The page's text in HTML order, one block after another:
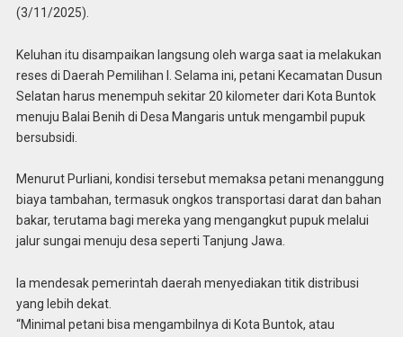
(3/11/2025).
Keluhan itu disampaikan langsung oleh warga saat ia melakukan
reses di Daerah Pemilihan I. Selama ini, petani Kecamatan Dusun
Selatan harus menempuh sekitar 20 kilometer dari Kota Buntok
menuju Balai Benih di Desa Mangaris untuk mengambil pupuk
bersubsidi.
Menurut Purliani, kondisi tersebut memaksa petani menanggung
biaya tambahan, termasuk ongkos transportasi darat dan bahan
bakar, terutama bagi mereka yang mengangkut pupuk melalui
jalur sungai menuju desa seperti Tanjung Jawa.
Ia mendesak pemerintah daerah menyediakan titik distribusi
yang lebih dekat.
“Minimal petani bisa mengambilnya di Kota Buntok, atau